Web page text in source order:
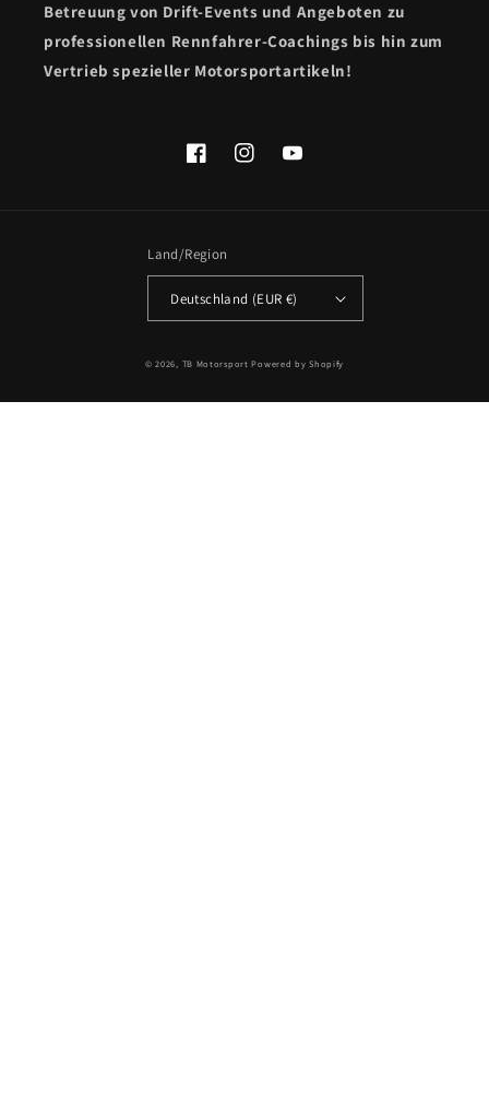
Betreuung von Drift-Events und Angeboten zu
professionellen Rennfahrer-Coachings bis hin zum
Vertrieb spezieller Motorsportartikeln!
FacebookInstagramYouTube
Land/Region
Deutschland (EUR €)
© 2026, TB Motorsport Powered by Shopify